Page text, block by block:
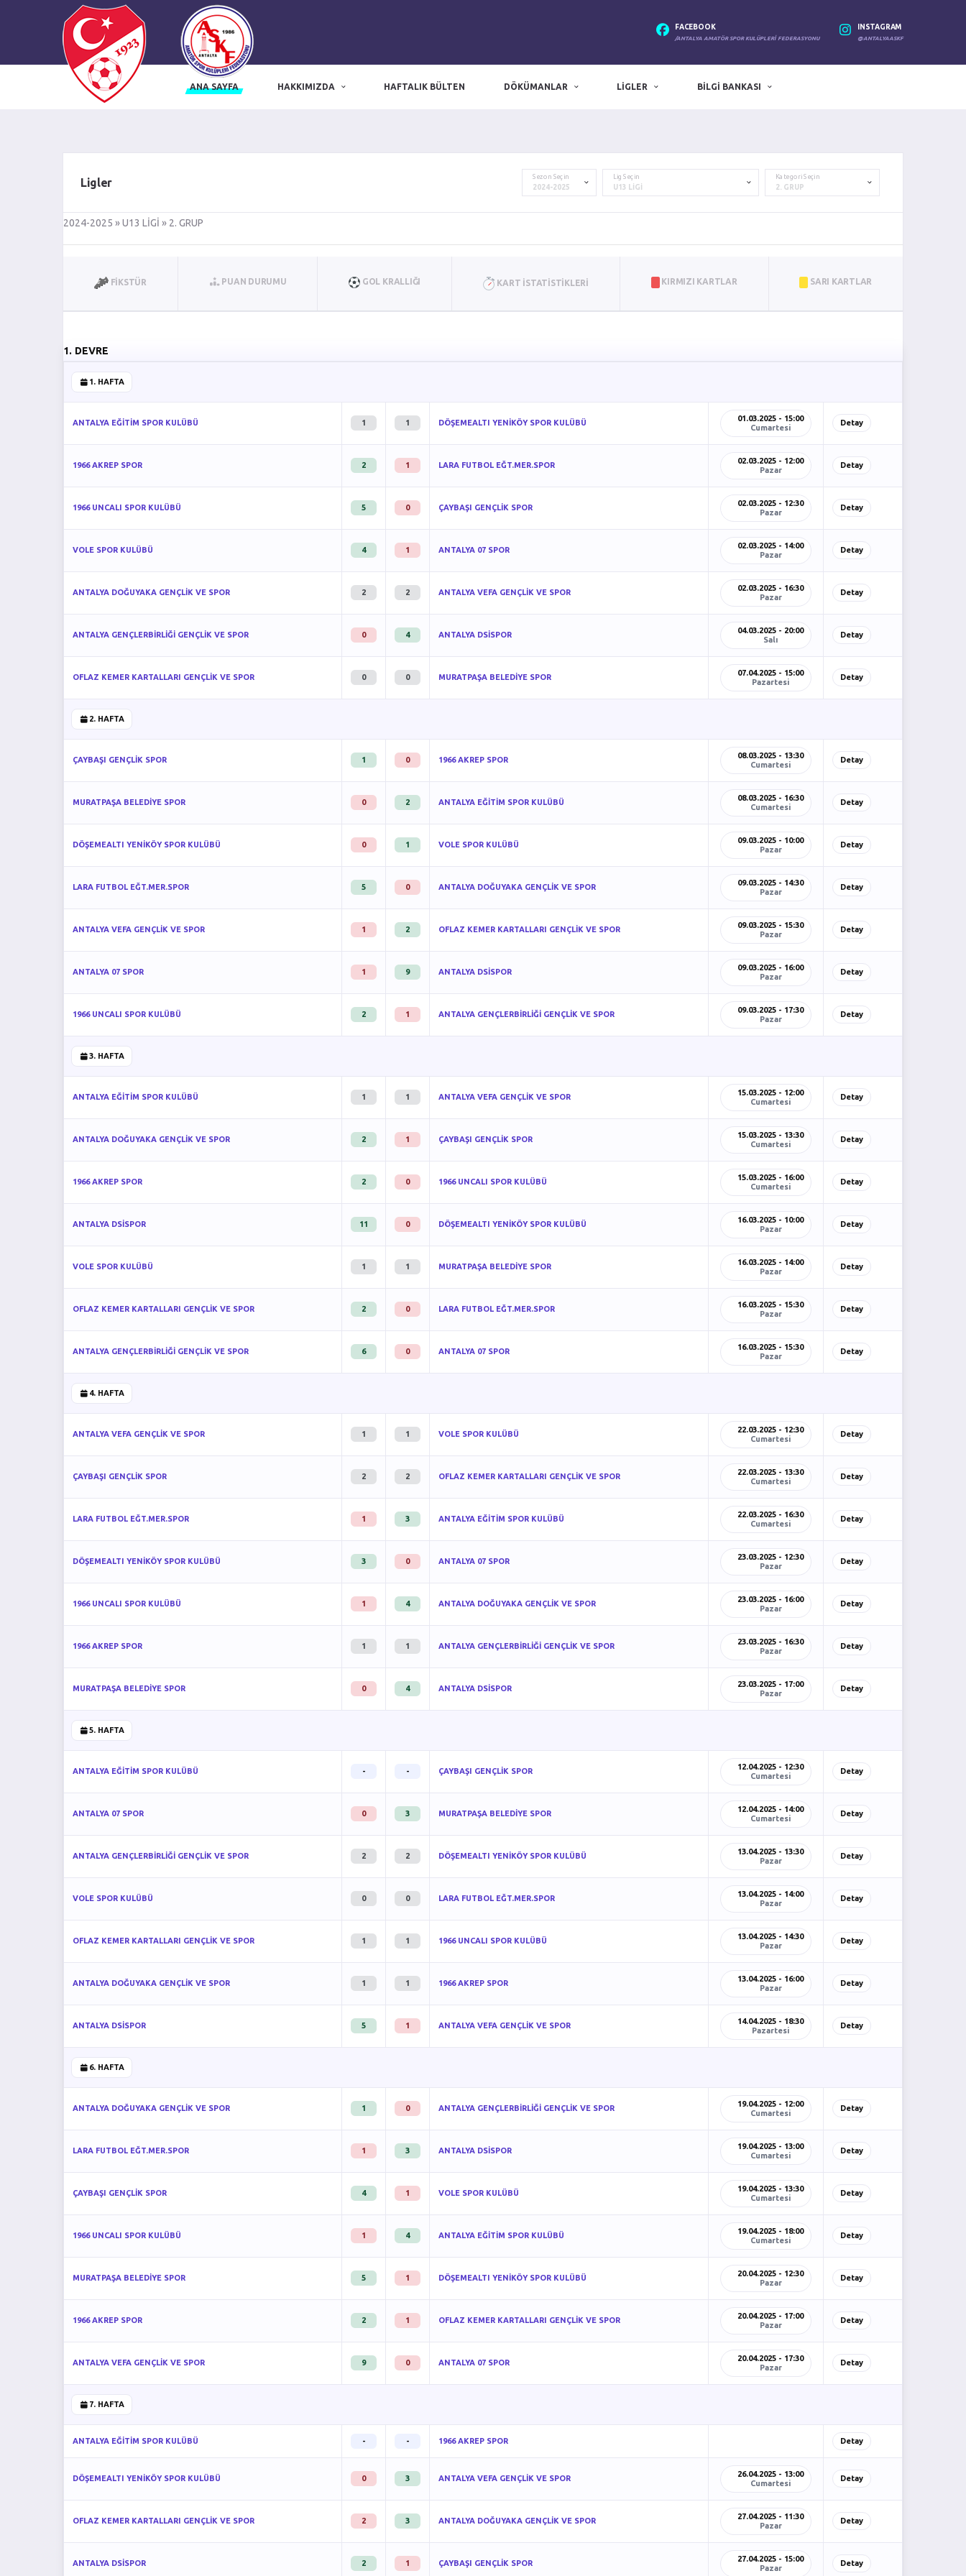
FACEBOOK
/ANTALYA AMATÖR SPOR KULÜPLERI FEDERASYONU
INSTAGRAM
@ANTALYAASKF
ANA SAYFA HAKKIMIZDA HAFTALIK BÜLTEN DÖKÜMANLAR LIGLER BILGI BANKASI
Ligler Sezon Seçin Lig Seçin Kategori Seçin
2024-2025 » U13 LİGİ » 2. GRUP
FIKSTÜR PUAN DURUMU GOL KRALLIĞI KART İSTATISTIKLERI KIRMIZI KARTLAR SARI KARTLAR
1. DEVRE
1. HAFTA
ANTALYA EĞİTİM SPOR KULÜBÜ 1 1 DÖŞEMEALTI YENİKÖY SPOR KULÜBÜ
01.03.2025 - 15:00
Cumartesi
Detay
1966 AKREP SPOR 2 1 LARA FUTBOL EĞT.MER.SPOR
02.03.2025 - 12:00
Pazar
Detay
1966 UNCALI SPOR KULÜBÜ 5 0 ÇAYBAŞI GENÇLİK SPOR
02.03.2025 - 12:30
Pazar
Detay
VOLE SPOR KULÜBÜ 4 1 ANTALYA 07 SPOR
02.03.2025 - 14:00
Pazar
Detay
ANTALYA DOĞUYAKA GENÇLİK VE SPOR 2 2 ANTALYA VEFA GENÇLİK VE SPOR
02.03.2025 - 16:30
Pazar
Detay
ANTALYA GENÇLERBİRLİĞİ GENÇLİK VE SPOR 0 4 ANTALYA DSİSPOR
04.03.2025 - 20:00
Salı
Detay
OFLAZ KEMER KARTALLARI GENÇLİK VE SPOR 0 0 MURATPAŞA BELEDİYE SPOR
07.04.2025 - 15:00
Pazartesi
Detay
2. HAFTA
ÇAYBAŞI GENÇLİK SPOR 1 0 1966 AKREP SPOR
08.03.2025 - 13:30
Cumartesi
Detay
MURATPAŞA BELEDİYE SPOR 0 2 ANTALYA EĞİTİM SPOR KULÜBÜ
08.03.2025 - 16:30
Cumartesi
Detay
DÖŞEMEALTI YENİKÖY SPOR KULÜBÜ 0 1 VOLE SPOR KULÜBÜ
09.03.2025 - 10:00
Pazar
Detay
LARA FUTBOL EĞT.MER.SPOR 5 0 ANTALYA DOĞUYAKA GENÇLİK VE SPOR
09.03.2025 - 14:30
Pazar
Detay
ANTALYA VEFA GENÇLİK VE SPOR 1 2 OFLAZ KEMER KARTALLARI GENÇLİK VE SPOR
09.03.2025 - 15:30
Pazar
Detay
ANTALYA 07 SPOR 1 9 ANTALYA DSİSPOR
09.03.2025 - 16:00
Pazar
Detay
1966 UNCALI SPOR KULÜBÜ 2 1 ANTALYA GENÇLERBİRLİĞİ GENÇLİK VE SPOR
09.03.2025 - 17:30
Pazar
Detay
3. HAFTA
ANTALYA EĞİTİM SPOR KULÜBÜ 1 1 ANTALYA VEFA GENÇLİK VE SPOR
15.03.2025 - 12:00
Cumartesi
Detay
ANTALYA DOĞUYAKA GENÇLİK VE SPOR 2 1 ÇAYBAŞI GENÇLİK SPOR
15.03.2025 - 13:30
Cumartesi
Detay
1966 AKREP SPOR 2 0 1966 UNCALI SPOR KULÜBÜ
15.03.2025 - 16:00
Cumartesi
Detay
ANTALYA DSİSPOR 11 0 DÖŞEMEALTI YENİKÖY SPOR KULÜBÜ
16.03.2025 - 10:00
Pazar
Detay
VOLE SPOR KULÜBÜ 1 1 MURATPAŞA BELEDİYE SPOR
16.03.2025 - 14:00
Pazar
Detay
OFLAZ KEMER KARTALLARI GENÇLİK VE SPOR 2 0 LARA FUTBOL EĞT.MER.SPOR
16.03.2025 - 15:30
Pazar
Detay
ANTALYA GENÇLERBİRLİĞİ GENÇLİK VE SPOR 6 0 ANTALYA 07 SPOR
16.03.2025 - 15:30
Pazar
Detay
4. HAFTA
ANTALYA VEFA GENÇLİK VE SPOR 1 1 VOLE SPOR KULÜBÜ
22.03.2025 - 12:30
Cumartesi
Detay
ÇAYBAŞI GENÇLİK SPOR 2 2 OFLAZ KEMER KARTALLARI GENÇLİK VE SPOR
22.03.2025 - 13:30
Cumartesi
Detay
LARA FUTBOL EĞT.MER.SPOR 1 3 ANTALYA EĞİTİM SPOR KULÜBÜ
22.03.2025 - 16:30
Cumartesi
Detay
DÖŞEMEALTI YENİKÖY SPOR KULÜBÜ 3 0 ANTALYA 07 SPOR
23.03.2025 - 12:30
Pazar
Detay
1966 UNCALI SPOR KULÜBÜ 1 4 ANTALYA DOĞUYAKA GENÇLİK VE SPOR
23.03.2025 - 16:00
Pazar
Detay
1966 AKREP SPOR 1 1 ANTALYA GENÇLERBİRLİĞİ GENÇLİK VE SPOR
23.03.2025 - 16:30
Pazar
Detay
MURATPAŞA BELEDİYE SPOR 0 4 ANTALYA DSİSPOR
23.03.2025 - 17:00
Pazar
Detay
5. HAFTA
ANTALYA EĞİTİM SPOR KULÜBÜ - - ÇAYBAŞI GENÇLİK SPOR
12.04.2025 - 12:30
Cumartesi
Detay
ANTALYA 07 SPOR 0 3 MURATPAŞA BELEDİYE SPOR
12.04.2025 - 14:00
Cumartesi
Detay
ANTALYA GENÇLERBİRLİĞİ GENÇLİK VE SPOR 2 2 DÖŞEMEALTI YENİKÖY SPOR KULÜBÜ
13.04.2025 - 13:30
Pazar
Detay
VOLE SPOR KULÜBÜ 0 0 LARA FUTBOL EĞT.MER.SPOR
13.04.2025 - 14:00
Pazar
Detay
OFLAZ KEMER KARTALLARI GENÇLİK VE SPOR 1 1 1966 UNCALI SPOR KULÜBÜ
13.04.2025 - 14:30
Pazar
Detay
ANTALYA DOĞUYAKA GENÇLİK VE SPOR 1 1 1966 AKREP SPOR
13.04.2025 - 16:00
Pazar
Detay
ANTALYA DSİSPOR 5 1 ANTALYA VEFA GENÇLİK VE SPOR
14.04.2025 - 18:30
Pazartesi
Detay
6. HAFTA
ANTALYA DOĞUYAKA GENÇLİK VE SPOR 1 0 ANTALYA GENÇLERBİRLİĞİ GENÇLİK VE SPOR
19.04.2025 - 12:00
Cumartesi
Detay
LARA FUTBOL EĞT.MER.SPOR 1 3 ANTALYA DSİSPOR
19.04.2025 - 13:00
Cumartesi
Detay
ÇAYBAŞI GENÇLİK SPOR 4 1 VOLE SPOR KULÜBÜ
19.04.2025 - 13:30
Cumartesi
Detay
1966 UNCALI SPOR KULÜBÜ 1 4 ANTALYA EĞİTİM SPOR KULÜBÜ
19.04.2025 - 18:00
Cumartesi
Detay
MURATPAŞA BELEDİYE SPOR 5 1 DÖŞEMEALTI YENİKÖY SPOR KULÜBÜ
20.04.2025 - 12:30
Pazar
Detay
1966 AKREP SPOR 2 1 OFLAZ KEMER KARTALLARI GENÇLİK VE SPOR
20.04.2025 - 17:00
Pazar
Detay
ANTALYA VEFA GENÇLİK VE SPOR 9 0 ANTALYA 07 SPOR
20.04.2025 - 17:30
Pazar
Detay
7. HAFTA
ANTALYA EĞİTİM SPOR KULÜBÜ - - 1966 AKREP SPOR Detay
DÖŞEMEALTI YENİKÖY SPOR KULÜBÜ 0 3 ANTALYA VEFA GENÇLİK VE SPOR
26.04.2025 - 13:00
Cumartesi
Detay
OFLAZ KEMER KARTALLARI GENÇLİK VE SPOR 2 3 ANTALYA DOĞUYAKA GENÇLİK VE SPOR
27.04.2025 - 11:30
Pazar
Detay
ANTALYA DSİSPOR 2 1 ÇAYBAŞI GENÇLİK SPOR
27.04.2025 - 15:00
Pazar
Detay